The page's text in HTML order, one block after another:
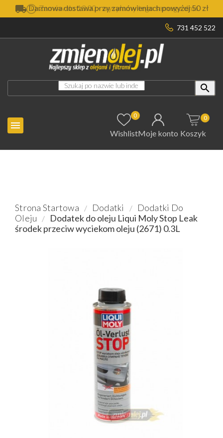
Darmowa dostawa przy zamówieniach powyżej 50 zł
731 452 522


0
WishlistMoje konto Koszyk
0
Strona Startowa Dodatki
Dodatki Do
Oleju
Dodatek do oleju Liqui Moly Stop Leak
środek przeciw wyciekom oleju (2671) 0.3L